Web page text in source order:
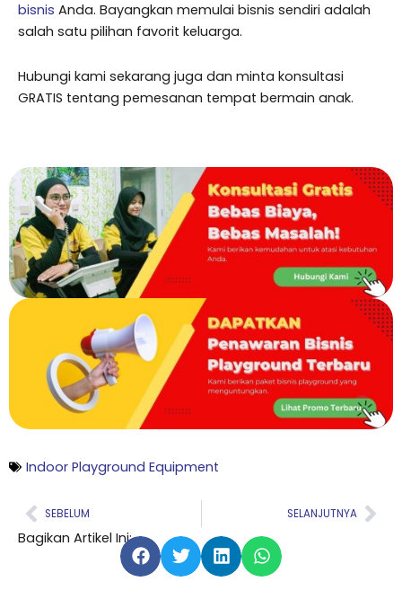
bisnis Anda. Bayangkan memulai bisnis sendiri adalah
salah satu pilihan favorit keluarga.
Hubungi kami sekarang juga dan minta konsultasi
GRATIS tentang pemesanan tempat bermain anak.
Indoor Playground Equipment
Prev
SEBELUM SELANJUTNYA
Bagikan Artikel Ini: